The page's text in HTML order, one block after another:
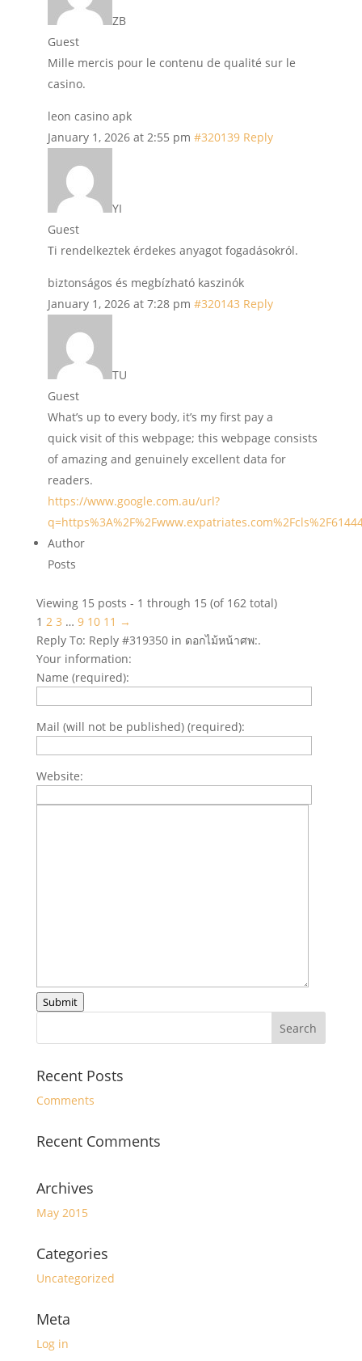
ZB
Guest
Mille mercis pour le contenu de qualité sur le
casino.
leon casino apk
January 1, 2026 at 2:55 pm #320139 Reply
YI
Guest
Ti rendelkeztek érdekes anyagot fogadásokról.
biztonságos és megbízható kaszinók
January 1, 2026 at 7:28 pm #320143 Reply
TU
Guest
What’s up to every body, it’s my first pay a
quick visit of this webpage; this webpage consists
of amazing and genuinely excellent data for
readers.
https://www.google.com.au/url?
Author
Posts
Viewing 15 posts - 1 through 15 (of 162 total)
1 2 3 … 9 10 11 →
Reply To: Reply #319350 in ดอกไม้หน้าศพ:.
Your information:
Name (required):
Mail (will not be published) (required):
Website:
Submit
Recent Posts
Comments
Recent Comments
Archives
May 2015
Categories
Uncategorized
Meta
Log in